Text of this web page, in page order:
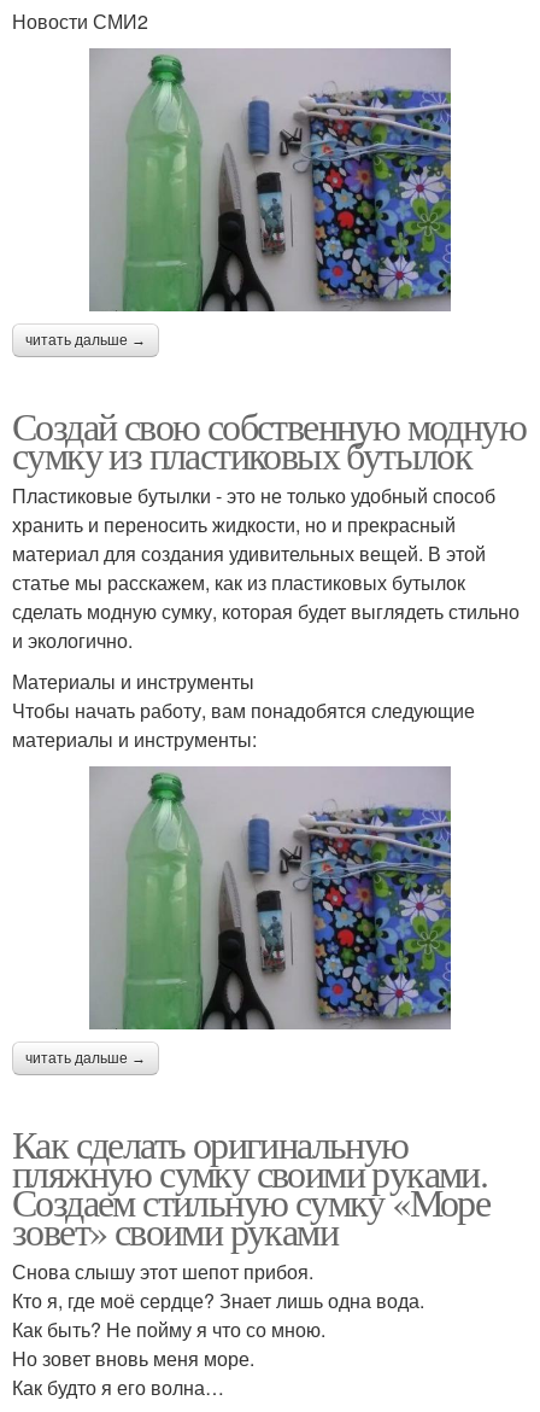
Новости СМИ2
читать дальше →
Создай свою собственную модную
сумку из пластиковых бутылок
Пластиковые бутылки - это не только удобный способ
хранить и переносить жидкости, но и прекрасный
материал для создания удивительных вещей. В этой
статье мы расскажем, как из пластиковых бутылок
сделать модную сумку, которая будет выглядеть стильно
и экологично.
Материалы и инструменты
Чтобы начать работу, вам понадобятся следующие
материалы и инструменты:
читать дальше →
Как сделать оригинальную
пляжную сумку своими руками.
Создаем стильную сумку «Море
зовет» своими руками
Снова слышу этот шепот прибоя.
Кто я, где моё сердце? Знает лишь одна вода.
Как быть? Не пойму я что со мною.
Но зовет вновь меня море.
Как будто я его волна…